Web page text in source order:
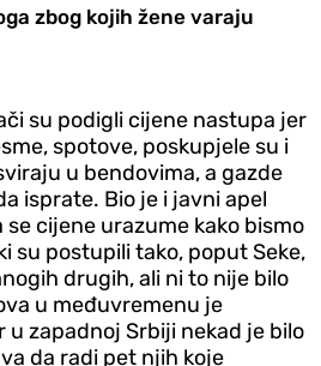
zbog kojih žene varaju
su podigli cijene nastupa jer
spotove, poskupjele su i
u bendovima, a gazde
isprate. Bio je i javni apel
cijene urazume kako bismo
su postupili tako, poput Seke,
drugih, ali ni to nije bilo
u međuvremenu je
zapadnoj Srbiji nekad je bilo
da radi pet njih koje